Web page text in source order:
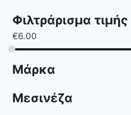
Φιλτράρισμα τιμής
€6.00
Μάρκα
Μεσινέζα